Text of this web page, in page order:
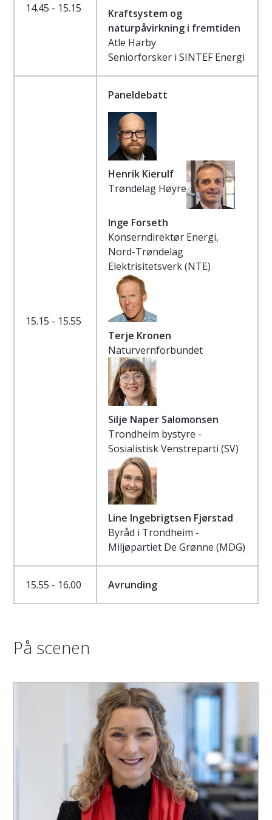
14.45 - 15.15
Kraftsystem og
naturpåvirkning i fremtiden
Atle Harby
Seniorforsker i SINTEF Energi
15.15 - 15.55
Paneldebatt
Henrik Kierulf
Trøndelag Høyre
Inge Forseth
Konserndirektør Energi,
Nord-Trøndelag
Elektrisitetsverk (NTE)
Terje Kronen
Naturvernforbundet
Silje Naper Salomonsen
Trondheim bystyre -
Sosialistisk Venstreparti (SV)
Line Ingebrigtsen Fjørstad
Byråd i Trondheim -
Miljøpartiet De Grønne (MDG)
15.55 - 16.00 Avrunding
På scenen